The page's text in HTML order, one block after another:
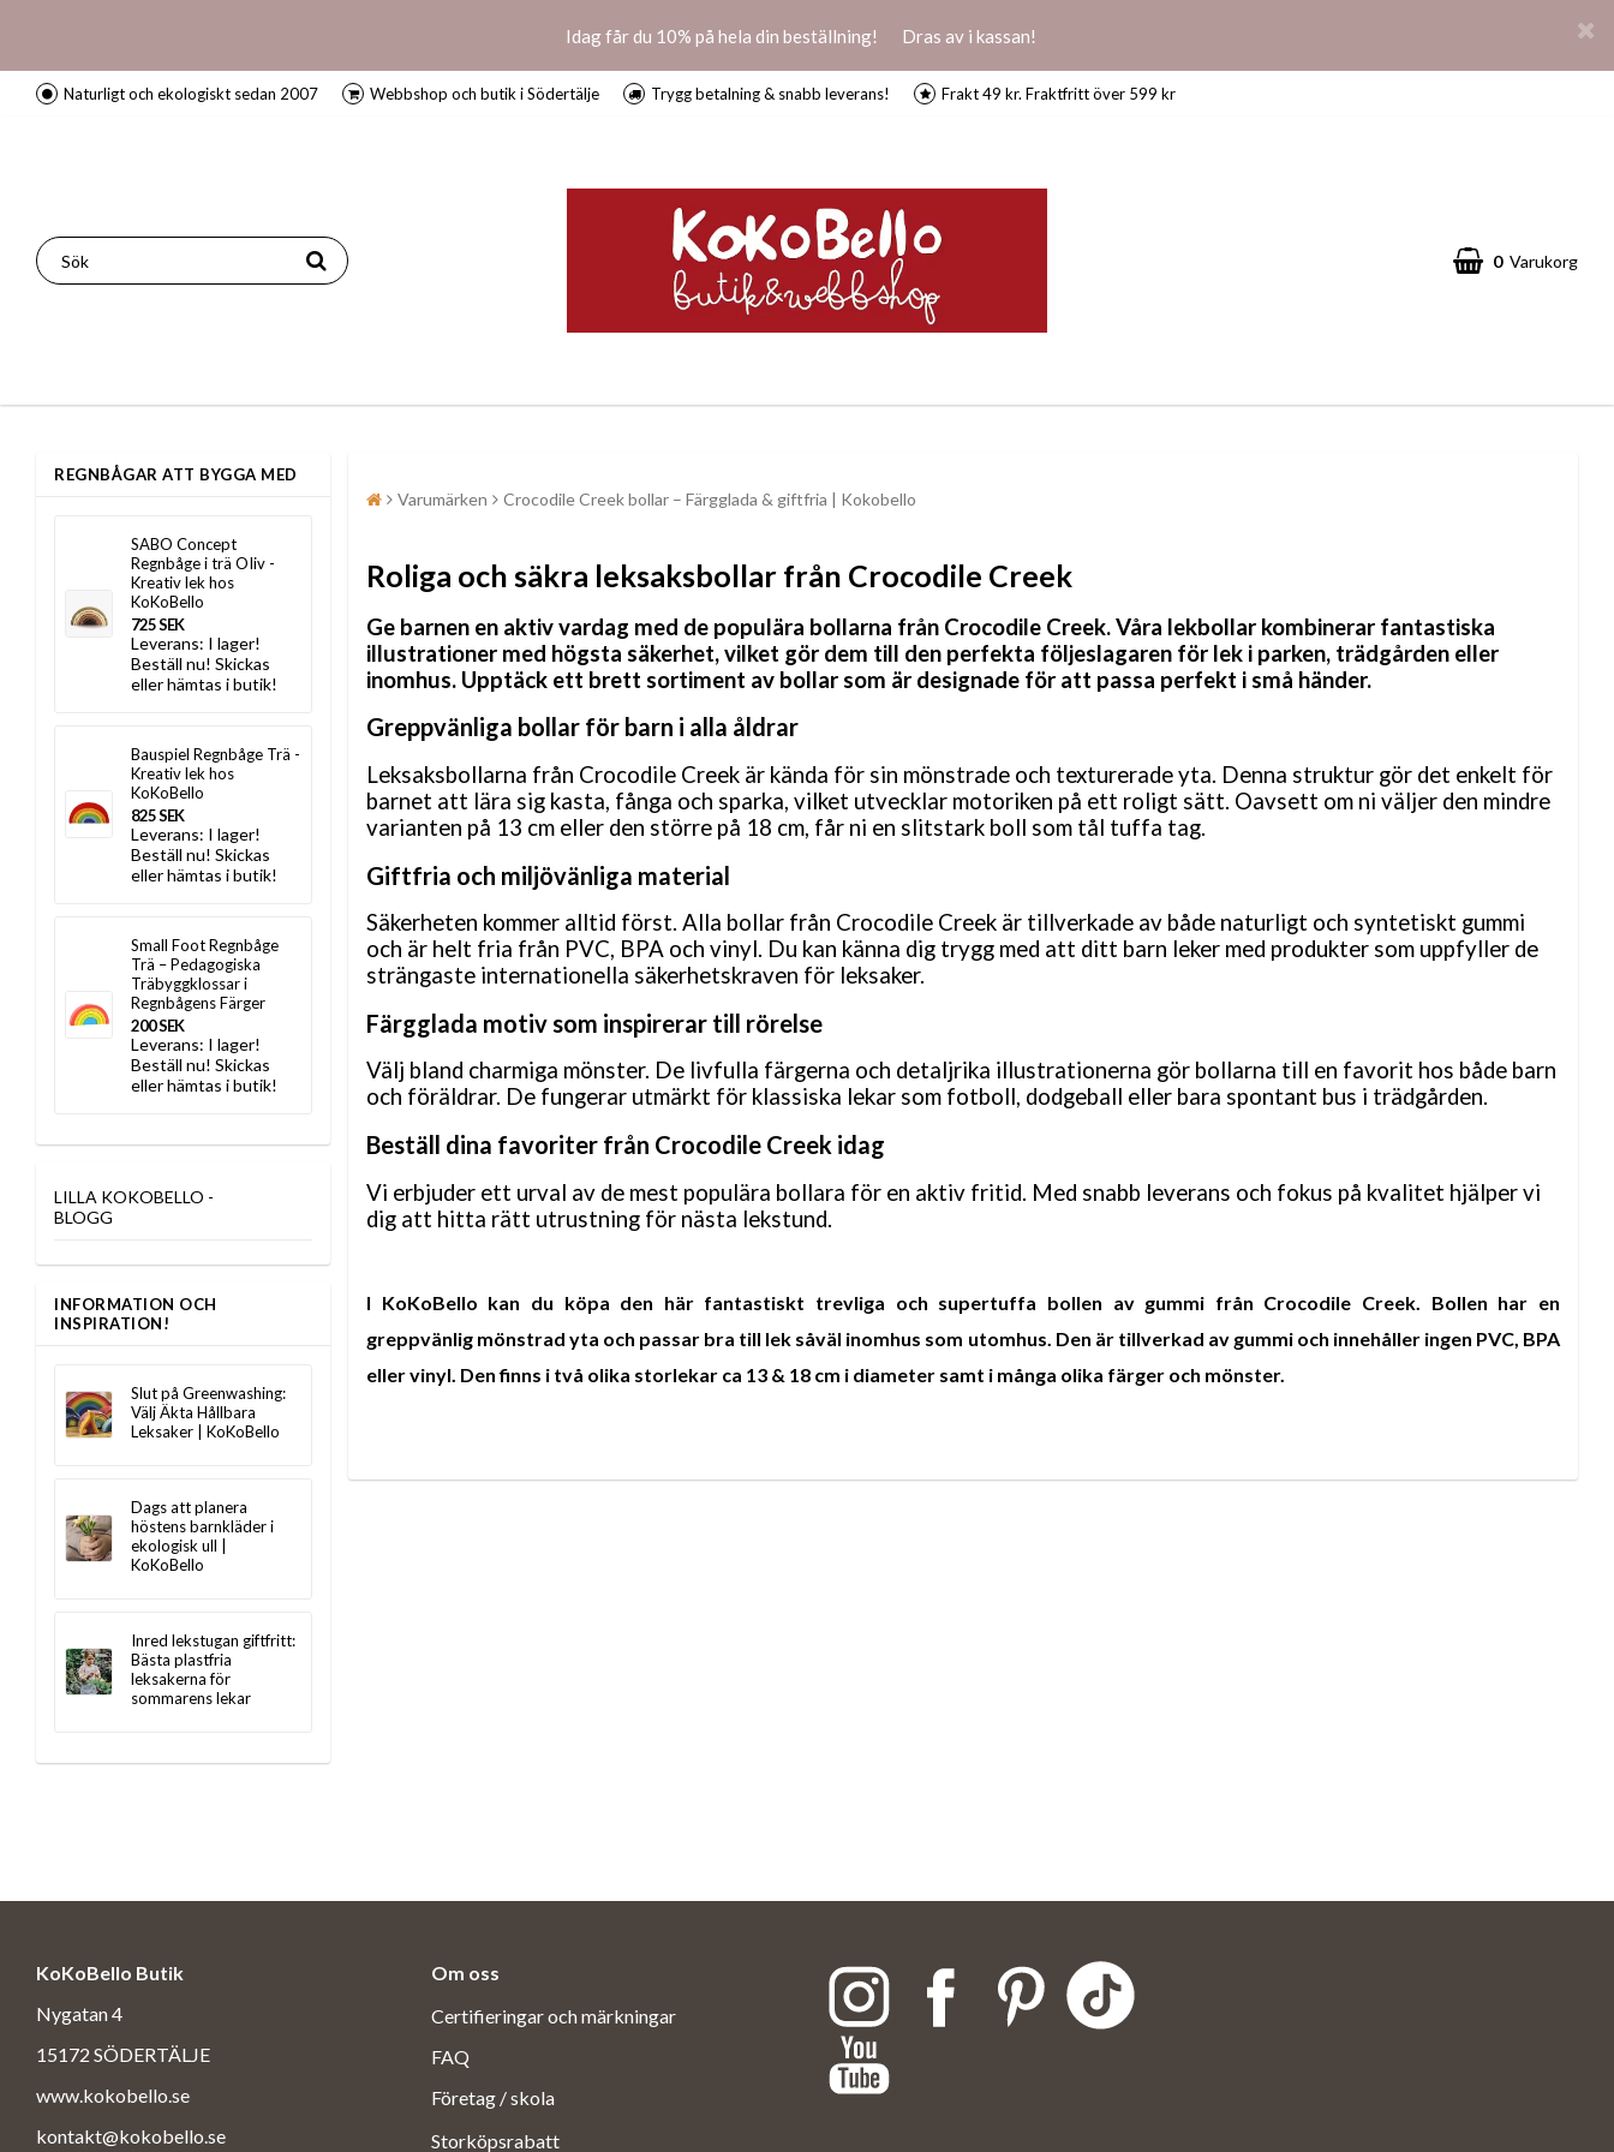
Idag får du 10% på hela din beställning! Dras av i kassan!
Naturligt och ekologiskt sedan 2007 Webbshop och butik i Södertälje Trygg betalning & snabb leverans! Frakt 49 kr. Fraktfritt över 599 kr
0 Varukorg
REGNBÅGAR ATT BYGGA MED
SABO Concept
Regnbåge i trä OIiv -
Kreativ lek hos
KoKoBello
725 SEK
Leverans: I lager!
Beställ nu! Skickas
eller hämtas i butik!
Bauspiel Regnbåge Trä -
Kreativ lek hos
KoKoBello
825 SEK
Leverans: I lager!
Beställ nu! Skickas
eller hämtas i butik!
Small Foot Regnbåge
Trä – Pedagogiska
Träbyggklossar i
Regnbågens Färger
200 SEK
Leverans: I lager!
Beställ nu! Skickas
eller hämtas i butik!
LILLA KOKOBELLO -
BLOGG
INFORMATION OCH
INSPIRATION!
Slut på Greenwashing:
Välj Äkta Hållbara
Leksaker | KoKoBello
Dags att planera
höstens barnkläder i
ekologisk ull |
KoKoBello
Inred lekstugan giftfritt:
Bästa plastfria
leksakerna för
sommarens lekar
Varumärken Crocodile Creek bollar – Färgglada & giftfria | Kokobello
Roliga och säkra leksaksbollar från Crocodile Creek
Ge barnen en aktiv vardag med de populära bollarna från Crocodile Creek. Våra lekbollar kombinerar fantastiska
illustrationer med högsta säkerhet, vilket gör dem till den perfekta följeslagaren för lek i parken, trädgården eller
inomhus. Upptäck ett brett sortiment av bollar som är designade för att passa perfekt i små händer.
Greppvänliga bollar för barn i alla åldrar
Leksaksbollarna från Crocodile Creek är kända för sin mönstrade och texturerade yta. Denna struktur gör det enkelt för
barnet att lära sig kasta, fånga och sparka, vilket utvecklar motoriken på ett roligt sätt. Oavsett om ni väljer den mindre
varianten på 13 cm eller den större på 18 cm, får ni en slitstark boll som tål tuffa tag.
Giftfria och miljövänliga material
Säkerheten kommer alltid först. Alla bollar från Crocodile Creek är tillverkade av både naturligt och syntetiskt gummi
och är helt fria från PVC, BPA och vinyl. Du kan känna dig trygg med att ditt barn leker med produkter som uppfyller de
strängaste internationella säkerhetskraven för leksaker.
Färgglada motiv som inspirerar till rörelse
Välj bland charmiga mönster. De livfulla färgerna och detaljrika illustrationerna gör bollarna till en favorit hos både barn
och föräldrar. De fungerar utmärkt för klassiska lekar som fotboll, dodgeball eller bara spontant bus i trädgården.
Beställ dina favoriter från Crocodile Creek idag
Vi erbjuder ett urval av de mest populära bollara för en aktiv fritid. Med snabb leverans och fokus på kvalitet hjälper vi
dig att hitta rätt utrustning för nästa lekstund.
I KoKoBello kan du köpa den här fantastiskt trevliga och supertuffa bollen av gummi från Crocodile Creek. Bollen har en
greppvänlig mönstrad yta och passar bra till lek såväl inomhus som utomhus. Den är tillverkad av gummi och innehåller ingen PVC, BPA
eller vinyl. Denfinns i två olika storlekar ca 13 & 18 cm i diameter samt i många olika färger och mönster.
KoKoBello Butik
Nygatan 4
15172 SÖDERTÄLJE
www.kokobello.se
kontakt@kokobello.se
Om oss
Certifieringar och märkningar
FAQ
Företag / skola
Storköpsrabatt